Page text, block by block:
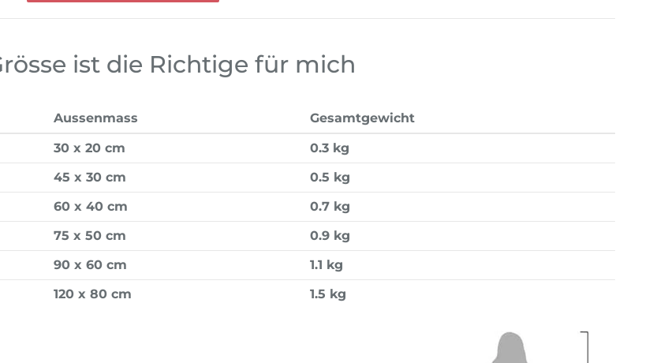
ist die Richtige für mich
Aussenmass
Gesamtgewicht
30 x 20 cm
0.3 kg
45 x 30 cm
0.5 kg
60 x 40 cm
0.7 kg
75 x 50 cm
0.9 kg
90 x 60 cm
1.1 kg
120 x 80 cm 1.5 kg